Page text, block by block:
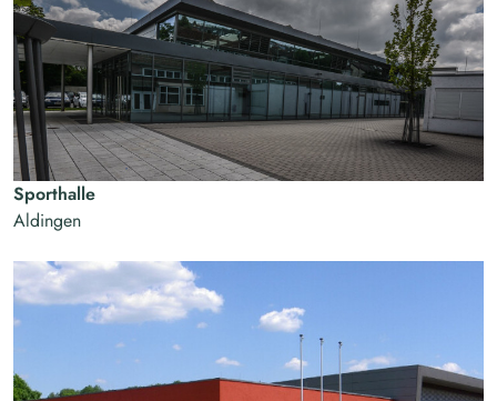
Sporthalle
Aldingen